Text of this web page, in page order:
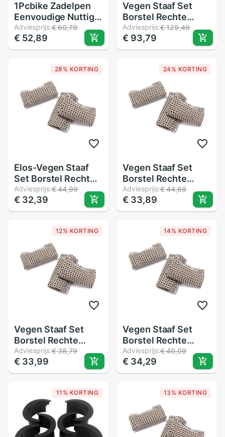
1Pcbike Zadelpen
Eenvoudige Nuttig
Praktische
Absorptie Fiets
Accessoires Fiets
Zadelpen Voor
Mannen
Volwassenen
Adviesprijs:€ 60,79
€ 52,89
Vegen Staaf Set
Borstel Rechte
Borstel Zwembad
Tafel Schoonmaken
Tool Snooker
Biljart Accessoires
Adviesprijs:€ 129,49
€ 93,79
28% KORTING
Elos-Vegen Staaf
Set Borstel Rechte
Borstel Zwembad
Tafel Schoonmaken
Tool Snooker
Biljart Accessoires
Adviesprijs:€ 44,99
€ 32,39
24% KORTING
Vegen Staaf Set
Borstel Rechte
Borstel Zwembad
Tafel Schoonmaken
Tool Snooker
Biljart Accessoires
Adviesprijs:€ 44,69
€ 33,89
12% KORTING
Vegen Staaf Set
Borstel Rechte
Borstel Zwembad
Tafel Schoonmaken
Tool Snooker
Biljart Accessoires
Adviesprijs:€ 38,79
€ 33,99
14% KORTING
Vegen Staaf Set
Borstel Rechte
Borstel Zwembad
Tafel Schoonmaken
Tool Snooker
Biljart Accessoires
Adviesprijs:€ 40,09
€ 34,29
11% KORTING 13% KORTING